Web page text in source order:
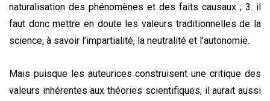
naturalisation des phénomènes et des faits causaux ; 3. il
faut donc mettre en doute les valeurs traditionnelles de la
science, à savoir l’impartialité, la neutralité et l’autonomie.
Mais puisque les auteurices construisent une critique des
valeurs inhérentes aux théories scientifiques, il aurait aussi